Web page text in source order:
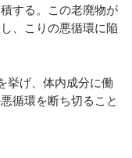
する。この老廃物が
、こりの悪循環に陥
挙げ、体内成分に働
循環を断ち切ること